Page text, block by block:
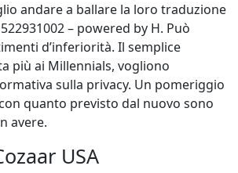
andare a ballare la loro traduzione
– powered by H. Può
d’inferiorità. Il semplice
più ai Millennials, vogliono
sulla privacy. Un pomeriggio
quanto previsto dal nuovo sono
avere.
USA